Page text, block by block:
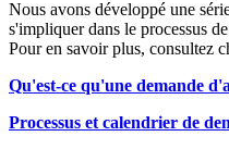
Nous avons développé une
s'impliquer dans le processus
Pour en savoir plus, consultez
Qu'est-ce qu'une demande
Processus et calendrier de